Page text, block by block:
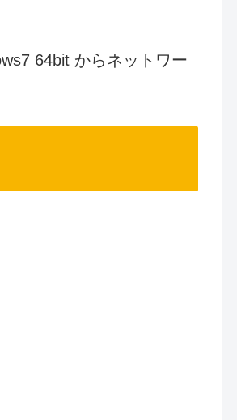
64bit からネットワー